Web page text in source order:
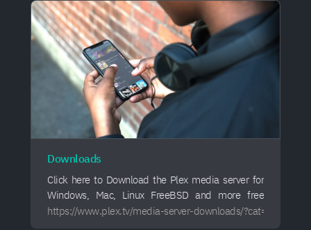
Downloads
Click here to Download the Plex media server for
Windows, Mac, Linux FreeBSD and more free
today.
https://www.plex.tv/media-server-downloads/